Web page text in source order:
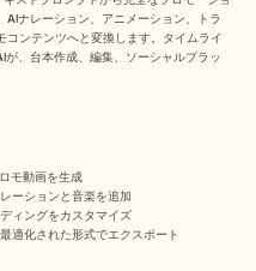
ナレーション、アニメーション、トラ
ンテンツへと変換します。タイムライ
、台本作成、編集、ソーシャルプラッ
モ動画を生成
ーションと音楽を追加
ィングをカスタマイズ
適化された形式でエクスポート​